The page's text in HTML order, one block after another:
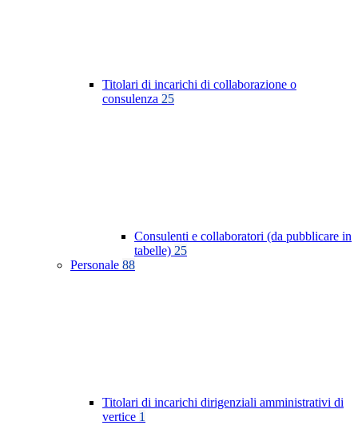
Titolari di incarichi di collaborazione o
consulenza 25
Consulenti e collaboratori (da pubblicare in
tabelle) 25
Personale 88
Titolari di incarichi dirigenziali amministrativi di
vertice 1